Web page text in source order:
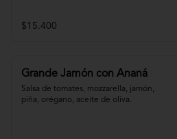
$15.400
Grande Jamón con Ananá
Salsa de tomates, mozzarella, jamón,
piña, orégano, aceite de oliva.